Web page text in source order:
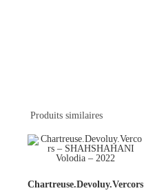
Produits similaires
Chartreuse.Devoluy.Vercors